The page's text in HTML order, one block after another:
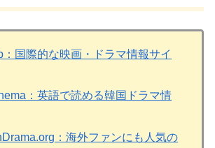
：国際的な映画・ドラマ情報サイ
：英語で読める韓国ドラマ情
：海外ファンにも人気の